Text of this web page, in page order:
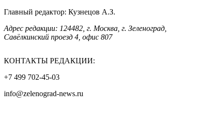
Главный редактор: Кузнецов А.З.
Адрес редакции: 124482, г. Москва, г. Зеленоград,
Савёлкинский проезд 4, офис 807
КОНТАКТЫ РЕДАКЦИИ:
+7 499 702-45-03
info@zelenograd-news.ru